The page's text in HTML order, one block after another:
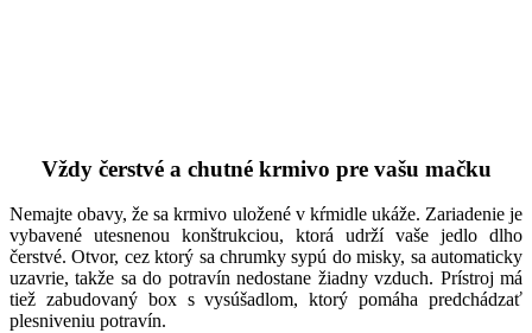
Vždy čerstvé a chutné krmivo pre vašu mačku
Nemajte obavy, že sa krmivo uložené v kŕmidle ukáže. Zariadenie je
vybavené utesnenou konštrukciou, ktorá udrží vaše jedlo dlho
čerstvé. Otvor, cez ktorý sa chrumky sypú do misky, sa automaticky
uzavrie, takže sa do potravín nedostane žiadny vzduch. Prístroj má
tiež zabudovaný box s vysúšadlom, ktorý pomáha predchádzať
plesniveniu potravín.